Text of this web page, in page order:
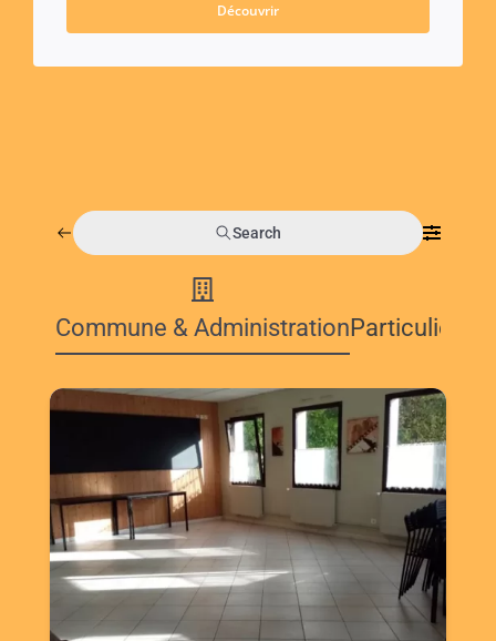
Découvrir
Search
Commune & AdministrationParticulier &